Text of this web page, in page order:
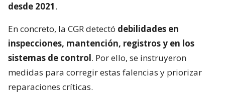
desde 2021.
En concreto, la CGR detectó debilidades en
inspecciones, mantención, registros y en los
sistemas de control. Por ello, se instruyeron
medidas para corregir estas falencias y priorizar
reparaciones críticas.